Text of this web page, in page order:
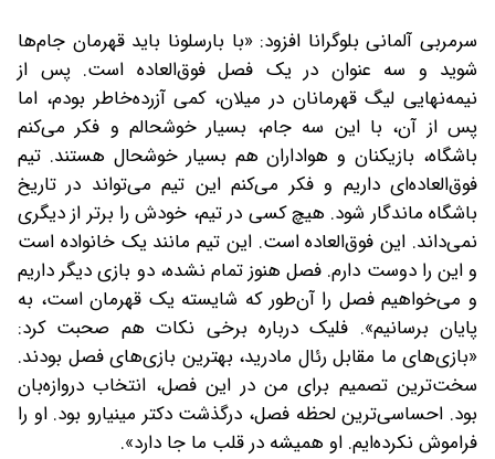
سرمربی آلمانی بلوگرانا افزود: «با بارسلونا باید قهرمان جام‌ها
شوید و سه عنوان در یک فصل فوق‌العاده است. پس از
نیمه‌نهایی لیگ قهرمانان در میلان، کمی آزرده‌خاطر بودم، اما
پس از آن، با این سه جام، بسیار خوشحالم و فکر می‌کنم
باشگاه، بازیکنان و هواداران هم بسیار خوشحال هستند. تیم
فوق‌العاده‌ای داریم و فکر می‌کنم این تیم می‌تواند در تاریخ
باشگاه ماندگار شود. هیچ کسی در تیم، خودش را برتر از دیگری
نمی‌داند. این فوق‌العاده است. این تیم مانند یک خانواده است
و این را دوست دارم. فصل هنوز تمام نشده، دو بازی دیگر داریم
و می‌خواهیم فصل را آن‌طور که شایسته یک قهرمان است، به
پایان برسانیم». فلیک درباره برخی نکات هم صحبت کرد:
«بازی‌های ما مقابل رئال مادرید، بهترین بازی‌های فصل بودند.
سخت‌ترین تصمیم برای من در این فصل، انتخاب دروازه‌بان
بود. احساسی‌ترین لحظه فصل، درگذشت دکتر مینیارو بود. او را
فراموش نکرده‌ایم. او همیشه در قلب ما جا دارد».